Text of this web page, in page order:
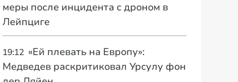
меры после инцидента с дроном в
Лейпциге
19:12 «Ей плевать на Европу»:
Медведев раскритиковал Урсулу фон